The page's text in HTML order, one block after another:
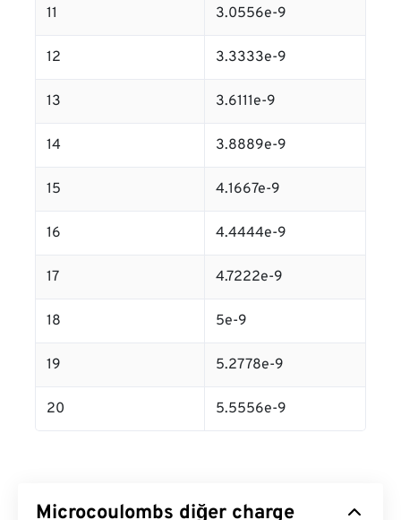
11 3.0556e-9
12 3.3333e-9
13 3.6111e-9
14 3.8889e-9
15 4.1667e-9
16 4.4444e-9
17 4.7222e-9
18 5e-9
19 5.2778e-9
20 5.5556e-9
Microcoulombs diğer charge